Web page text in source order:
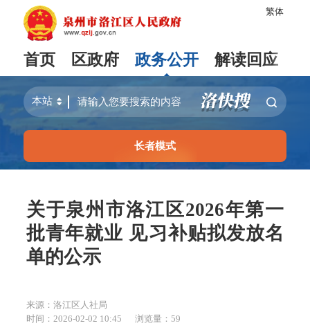
繁体
首页 区政府 政务公开 解读回应
长者模式
关于泉州市洛江区2026年第一
批青年就业 见习补贴拟发放名
单的公示
来源：洛江区人社局
时间：2026-02-02 10:45
浏览量： 59